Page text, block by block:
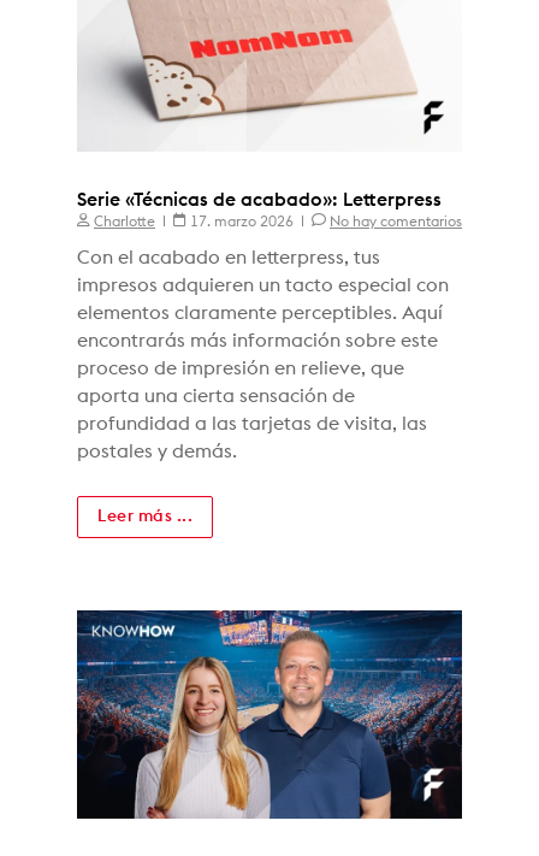
Serie «Técnicas de acabado»: Letterpress
Charlotte 17. marzo 2026 No hay comentarios
Con el acabado en letterpress, tus
impresos adquieren un tacto especial con
elementos claramente perceptibles. Aquí
encontrarás más información sobre este
proceso de impresión en relieve, que
aporta una cierta sensación de
profundidad a las tarjetas de visita, las
postales y demás.
Leer más ...